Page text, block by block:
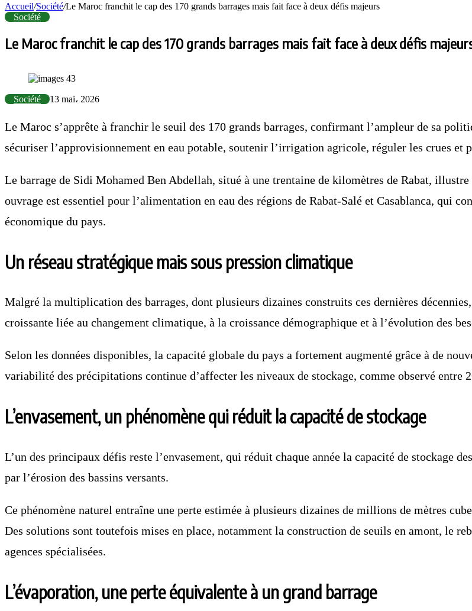
Accueil/Société/Le Maroc franchit le cap des 170 grands barrages mais fait face à deux défis majeurs
Société
Le Maroc franchit le cap des 170 grands barrages mais fait face à deux défis
Société 13 mai، 2026
Le Maroc s’apprête à franchir le seuil des 170 grands barrages, confirmant l’ampleur de sa
sécuriser l’approvisionnement en eau potable, soutenir l’irrigation agricole, réguler les crues et
Le barrage de Sidi Mohamed Ben Abdellah, situé à une trentaine de kilomètres de Rabat,
ouvrage est essentiel pour l’alimentation en eau des régions de Rabat-Salé et Casablanca, qui
économique du pays.
Un réseau stratégique mais sous pression climatique
Malgré la multiplication des barrages, dont plusieurs dizaines construits ces dernières
croissante liée au changement climatique, à la croissance démographique et à l’évolution des
Selon les données disponibles, la capacité globale du pays a fortement augmenté grâce à de
variabilité des précipitations continue d’affecter les niveaux de stockage, comme observé entre
L’envasement, un phénomène qui réduit la capacité de stockage
L’un des principaux défis reste l’envasement, qui réduit chaque année la capacité de stockage
par l’érosion des bassins versants.
Ce phénomène naturel entraîne une perte estimée à plusieurs dizaines de millions de mètres
Des solutions sont toutefois mises en place, notamment la construction de seuils en amont, le
agences spécialisées.
L’évaporation, une perte équivalente à un grand barrage